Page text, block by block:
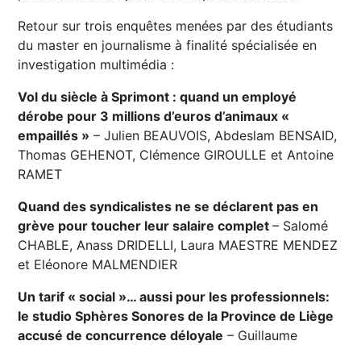
Retour sur trois enquêtes menées par des étudiants
du master en journalisme à finalité spécialisée en
investigation multimédia :
Vol du siècle à Sprimont : quand un employé
dérobe pour 3 millions d’euros d’animaux «
empaillés » – Julien BEAUVOIS, Abdeslam BENSAID,
Thomas GEHENOT, Clémence GIROULLE et Antoine
RAMET
Quand des syndicalistes ne se déclarent pas en
grève pour toucher leur salaire complet– Salomé
CHABLE, Anass DRIDELLI, Laura MAESTRE MENDEZ
et Eléonore MALMENDIER
Un tarif « social »… aussi pour les professionnels:
le studio Sphères Sonores de la Province de Liège
accusé de concurrence déloyale – Guillaume